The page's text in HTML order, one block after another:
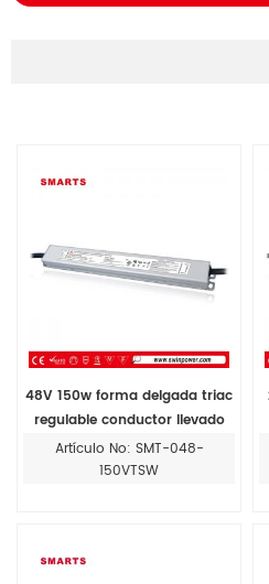
48V 150w forma delgada triac
regulable conductor llevado
Artículo No: SMT-048-
150VTSW